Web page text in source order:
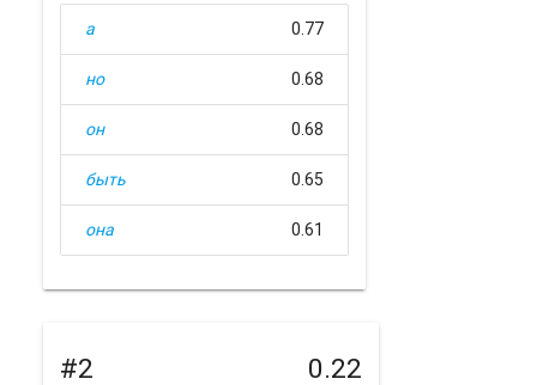
а 0.77
но 0.68
он 0.68
быть 0.65
она 0.61
#2 0.22